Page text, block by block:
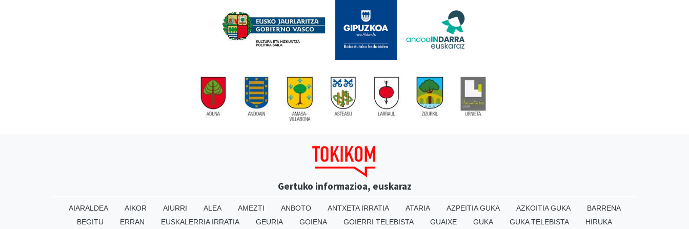
Gertuko informazioa, euskaraz
AIARALDEA AIKOR AIURRI ALEA AMEZTI ANBOTO ANTXETA IRRATIA ATARIA AZPEITIA GUKA AZKOITIA GUKA
BARRENA
BEGITU
ERRAN EUSKALERRIA IRRATIA GEURIA GOIENA GOIERRI TELEBISTA GUAIXE GUKA GUKA TELEBISTA HIRUKA